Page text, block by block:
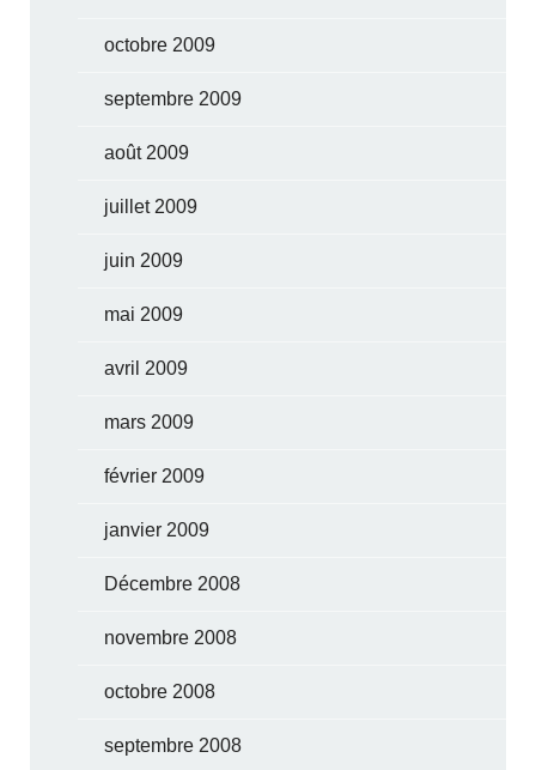
octobre 2009
septembre 2009
août 2009
juillet 2009
juin 2009
mai 2009
avril 2009
mars 2009
février 2009
janvier 2009
Décembre 2008
novembre 2008
octobre 2008
septembre 2008